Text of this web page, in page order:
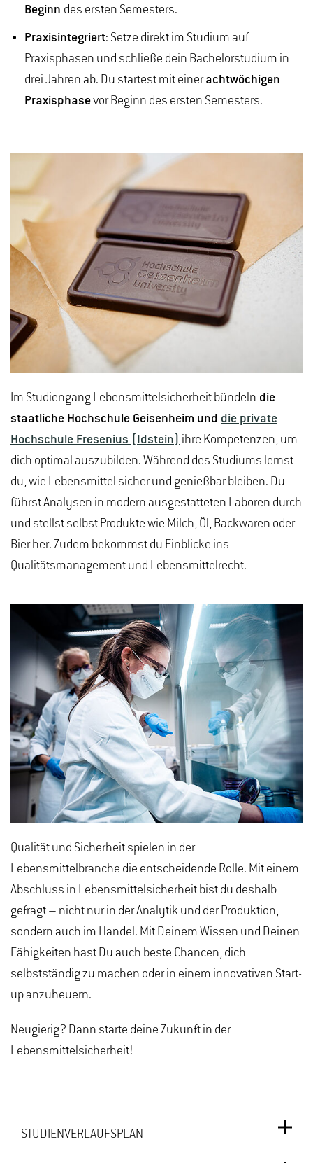
Beginn des ersten Semesters.
Praxisintegriert: Setze direkt im Studium auf
Praxisphasen und schließe dein Bachelorstudium in
drei Jahren ab. Du startest mit einerachtwöchigen
Praxisphasevor Beginn des ersten Semesters.
Im Studiengang Lebensmittelsicherheit bündeln die
staatliche Hochschule Geisenheim und die private
Hochschule Fresenius (Idstein) ihre Kompetenzen, um
dich optimal auszubilden. Während des Studiums lernst
du, wie Lebensmittel sicher und genießbar bleiben. Du
führst Analysen in modern ausgestatteten Laboren durch
und stellst selbst Produkte wie Milch, Öl, Backwaren oder
Bier her. Zudem bekommst du Einblicke ins
Qualitätsmanagement und Lebensmittelrecht.
Qualität und Sicherheit spielen in der
Lebensmittelbranche die entscheidende Rolle. Mit einem
Abschluss in Lebensmittelsicherheit bist du deshalb
gefragt – nicht nur in der Analytik und der Produktion,
sondern auch im Handel. Mit Deinem Wissen und Deinen
Fähigkeiten hast Du auch beste Chancen, dich
selbstständig zu machen oder in einem innovativen Start-
up anzuheuern.
Neugierig? Dann starte deine Zukunft in der
Lebensmittelsicherheit!
STUDIENVERLAUFSPLAN